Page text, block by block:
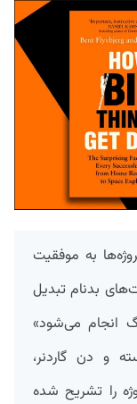
به موفقیت
بدنام تبدیل
انجام می‌شود»
و دن گاردنر،
را تشریح شده